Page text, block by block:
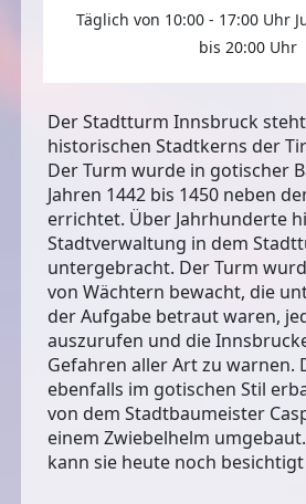
Täglich von 10:00 - 17:00 Uhr
bis 20:00 Uhr
Der Stadtturm Innsbruck
historischen Stadtkerns der
Der Turm wurde in gotischer
Jahren 1442 bis 1450 neben
errichtet. Über Jahrhunderte
Stadtverwaltung in dem
untergebracht. Der Turm
von Wächtern bewacht, die
der Aufgabe betraut waren,
auszurufen und die
Gefahren aller Art zu warnen.
ebenfalls im gotischen Stil
von dem Stadtbaumeister
einem Zwiebelhelm
kann sie heute noch